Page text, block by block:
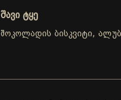
შავი ტყე
შოკოლადის ბისკვიტი,